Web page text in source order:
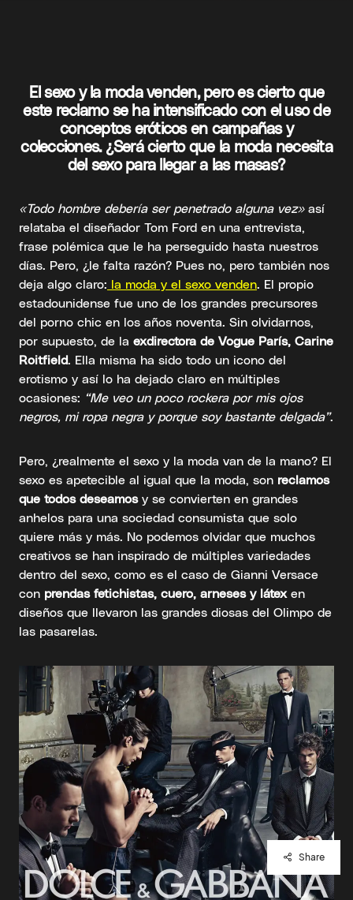
El sexo y la moda venden, pero es cierto que
este reclamo se ha intensificado con el uso de
conceptos eróticos en campañas y
colecciones. ¿Será cierto que la moda necesita
del sexo para llegar a las masas?
«Todo hombre debería ser penetrado alguna vez»así
relataba el diseñador Tom Ford en una entrevista,
frase polémica que le ha perseguido hasta nuestros
días. Pero, ¿le falta razón? Pues no, pero también nos
deja algo claro: la moda y el sexo venden. El propio
estadounidense fue uno de los grandes precursores
del porno chic en los años noventa. Sin olvidarnos,
por supuesto, de la exdirectora de Vogue París, Carine
Roitfield. Ella misma ha sido todo un icono del
erotismo y así lo ha dejado claro en múltiples
ocasiones: “Me veo un poco rockera por mis ojos
negros, mi ropa negra y porque soy bastante delgada”.
Pero, ¿realmente el sexo y la moda van de la mano? El
sexo es apetecible al igual que la moda, son reclamos
que todos deseamosy se convierten en grandes
anhelos para una sociedad consumista que solo
quiere más y más. No podemos olvidar que muchos
creativos se han inspirado de múltiples variedades
dentro del sexo, como es el caso de Gianni Versace
con prendas fetichistas, cuero, arneses y látex en
diseños que llevaron las grandes diosas del Olimpo de
las pasarelas.
Share